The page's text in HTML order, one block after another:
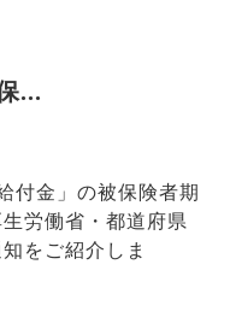
...
付金」の被保険者期
労働省・都道府県
をご紹介しま